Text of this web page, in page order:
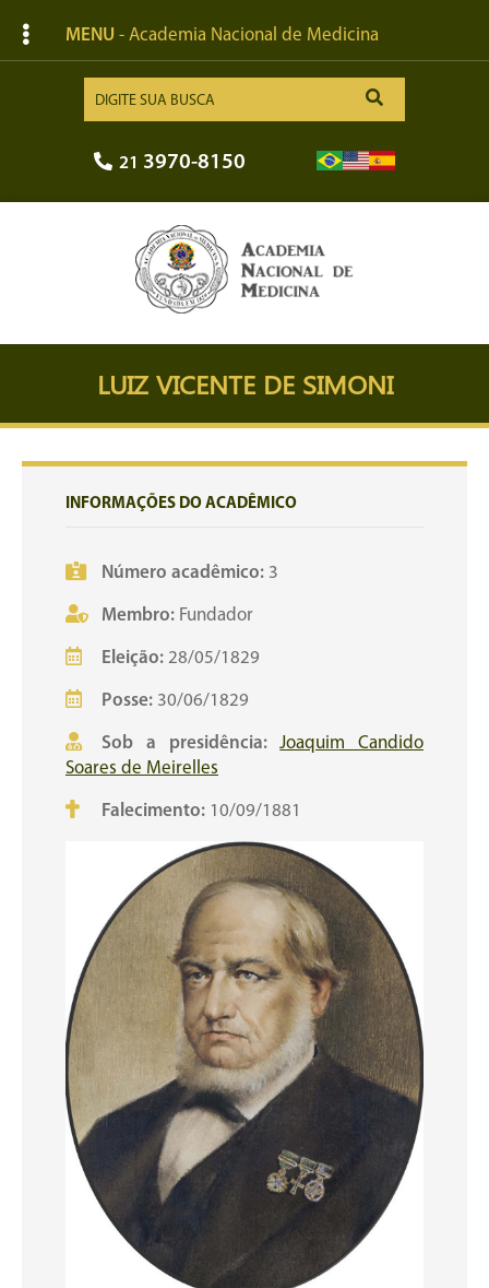
MENU - Academia Nacional de Medicina
21 3970-8150
LUIZ VICENTE DE SIMONI
INFORMAÇÕES DO ACADÊMICO
Número acadêmico: 3
Membro: Fundador
Eleição: 28/05/1829
Posse: 30/06/1829
Sob a presidência:
Joaquim Candido
Soares de Meirelles
Falecimento: 10/09/1881